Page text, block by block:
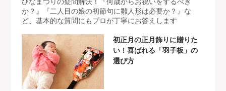
か？』『二人目の娘の初節句に雛人形は必要か？』な
ど、基本的な質問にもプロが丁寧にお答えします
初正月の正月飾りに贈りた
い！喜ばれる「羽子板」の
選び方